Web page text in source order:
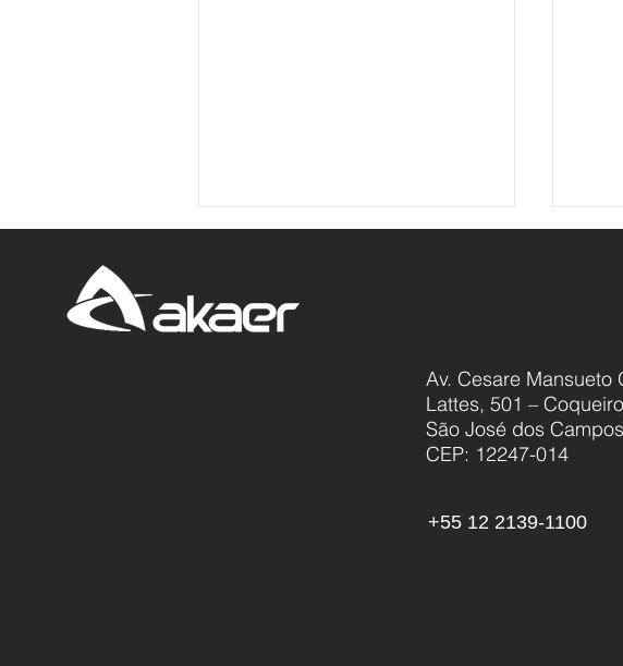
Akaer avança em projeto
global que busca desvendar
os mistérios dos neutrinos e
Av. Cesare Mansueto
Lattes, 501 –
São José dos
CEP: 12247-014
+55 12 2139-1100